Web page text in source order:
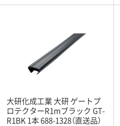
大研化成工業 大研 ゲートプ
ロテクターR1mブラック GT-
R1BK 1本 688-1328（直送品）